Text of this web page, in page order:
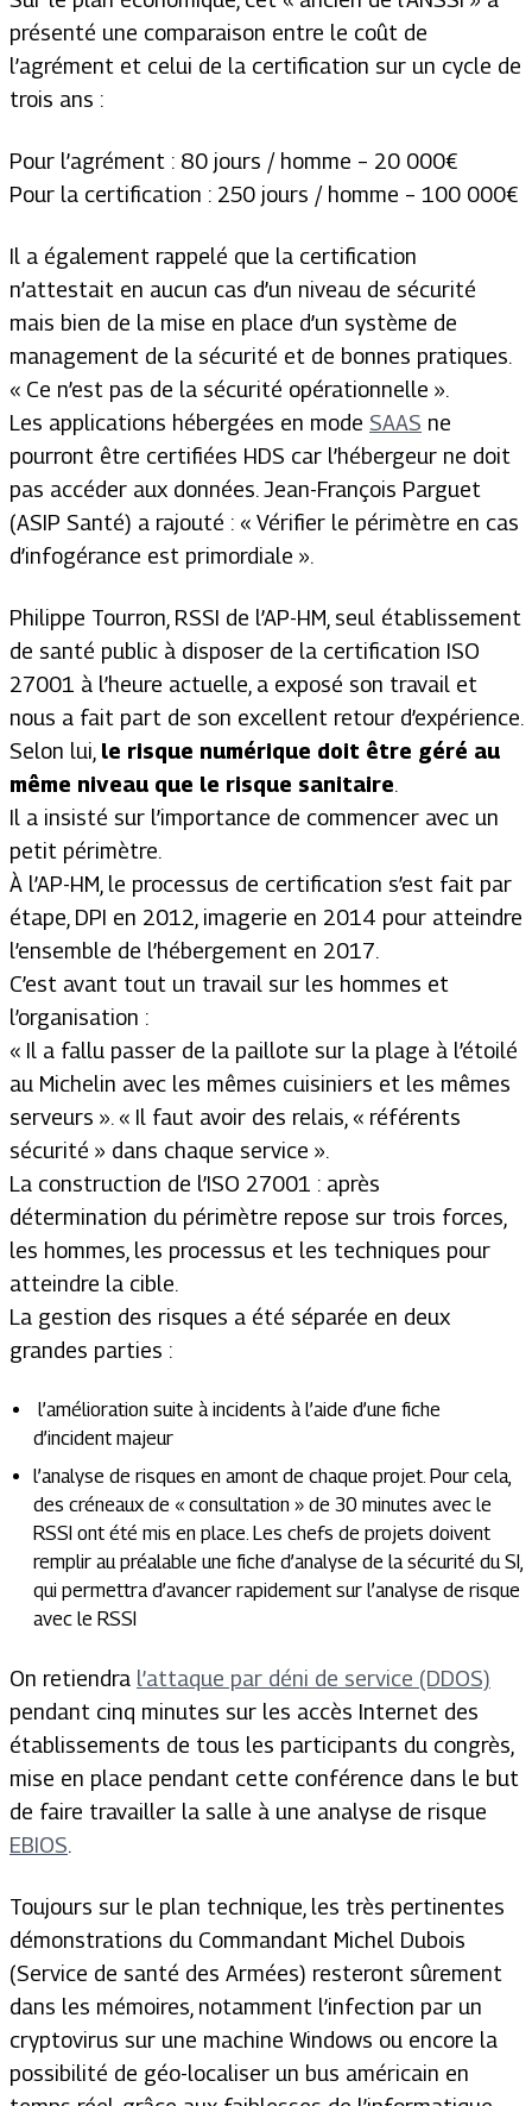
présenté une comparaison entre le coût de
l’agrément et celui de la certification sur un cycle de
trois ans :
Pour l’agrément : 80 jours / homme – 20 000€
Pour la certification : 250 jours / homme – 100 000€
Il a également rappelé que la certification
n’attestait en aucun cas d’un niveau de sécurité
mais bien de la mise en place d’un système de
management de la sécurité et de bonnes pratiques.
« Ce n’est pas de la sécurité opérationnelle ».
Les applications hébergées en mode SAAS ne
pourront être certifiées HDS car l’hébergeur ne doit
pas accéder aux données. Jean-François Parguet
(ASIP Santé) a rajouté : « Vérifier le périmètre en cas
d’infogérance est primordiale ».
Philippe Tourron, RSSI de l’AP-HM, seul établissement
de santé public à disposer de la certification ISO
27001 à l’heure actuelle, a exposé son travail et
nous a fait part de son excellent retour d’expérience.
Selon lui, le risque numérique doit être géré au
même niveau que le risque sanitaire.
Il a insisté sur l’importance de commencer avec un
petit périmètre.
À l’AP-HM, le processus de certification s’est fait par
étape, DPI en 2012, imagerie en 2014 pour atteindre
l’ensemble de l’hébergement en 2017.
C’est avant tout un travail sur les hommes et
l’organisation :
« Il a fallu passer de la paillote sur la plage à l’étoilé
au Michelin avec les mêmes cuisiniers et les mêmes
serveurs ». « Il faut avoir des relais, « référents
sécurité » dans chaque service ».
La construction de l’ISO 27001 : après
détermination du périmètre repose sur trois forces,
les hommes, les processus et les techniques pour
atteindre la cible.
La gestion des risques a été séparée en deux
grandes parties :
l’amélioration suite à incidents à l’aide d’une fiche
d’incident majeur
l’analyse de risques en amont de chaque projet. Pour cela,
des créneaux de « consultation » de 30 minutes avec le
RSSI ont été mis en place. Les chefs de projets doivent
remplir au préalable une fiche d’analyse de la sécurité du SI,
qui permettra d’avancer rapidement sur l’analyse de risque
avec le RSSI
On retiendra l’attaque par déni de service (DDOS)
pendant cinq minutes sur les accès Internet des
établissements de tous les participants du congrès,
mise en place pendant cette conférence dans le but
de faire travailler la salle à une analyse de risque
EBIOS.
Toujours sur le plan technique, les très pertinentes
démonstrations du Commandant Michel Dubois
(Service de santé des Armées) resteront sûrement
dans les mémoires, notamment l’infection par un
cryptovirus sur une machine Windows ou encore la
possibilité de géo-localiser un bus américain en